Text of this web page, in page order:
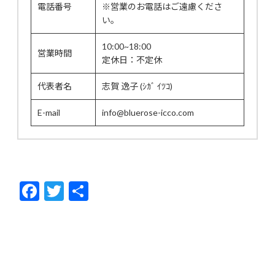
電話番号
※営業のお電話はご遠慮くださ
い。
営業時間
10:00~18:00
定休日：不定休
代表者名 志賀 逸子 (ｼｶﾞ ｲﾂｺ)
E-mail info@bluerose-icco.com
F
T